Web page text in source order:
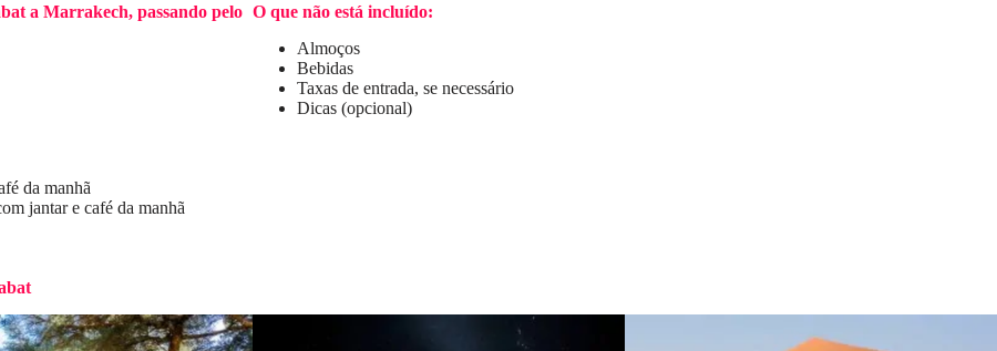
a Marrakech, passando pelo
da manhã
jantar e café da manhã
O que não está incluído:
Almoços
Bebidas
Taxas de entrada, se necessário
Dicas (opcional)